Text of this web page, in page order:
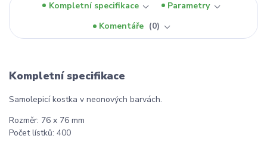
Kompletní specifikace
Parametry
Komentáře
0
Kompletní specifikace
Samolepicí kostka v neonových barvách.
Rozměr: 76 x 76 mm
Počet lístků: 400